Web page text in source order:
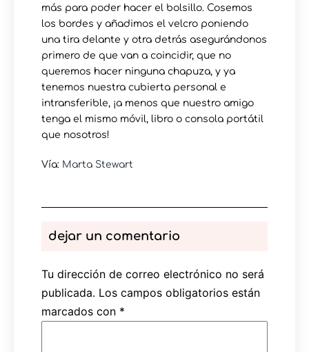
más para poder hacer el bolsillo. Cosemos
los bordes y añadimos el velcro poniendo
una tira delante y otra detrás asegurándonos
primero de que van a coincidir, que no
queremos hacer ninguna chapuza, y ya
tenemos nuestra cubierta personal e
intransferible, ¡a menos que nuestro amigo
tenga el mismo móvil, libro o consola portátil
que nosotros!
Vía: Marta Stewart
dejar un comentario
Tu dirección de correo electrónico no será
publicada. Los campos obligatorios están
marcados con *